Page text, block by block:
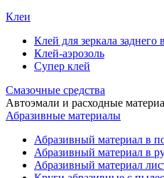
Клеи
Клей для зеркала заднего
Клей-аэрозоль
Супер клей
Смазочные средства
Автоэмали и расходные
Абразивные материалы
Абразивный материал в
Абразивный материал в
Абразивный материал